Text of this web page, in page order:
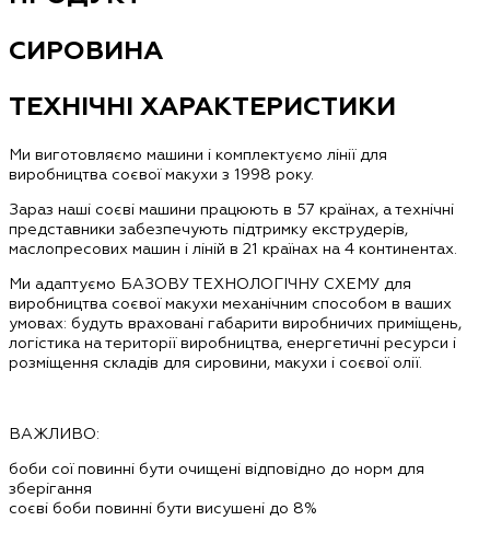
СИРОВИНА
ТЕХНІЧНІ ХАРАКТЕРИСТИКИ
Ми виготовляємо машини і комплектуємо лінії для
виробництва соєвої макухи з 1998 року.
Зараз наші соєві машини працюють в 57 країнах, а технічні
представники забезпечують підтримку екструдерів,
маслопресових машин і ліній в 21 країнах на 4 континентах.
Ми адаптуємо БАЗОВУ ТЕХНОЛОГІЧНУ СХЕМУ для
виробництва соєвої макухи механічним способом в ваших
умовах: будуть враховані габарити виробничих приміщень,
логістика на території виробництва, енергетичні ресурси і
розміщення складів для сировини, макухи і соєвої олії.
ВАЖЛИВО:
боби сої повинні бути очищені відповідно до норм для
зберігання
соєві боби повинні бути висушені до 8%